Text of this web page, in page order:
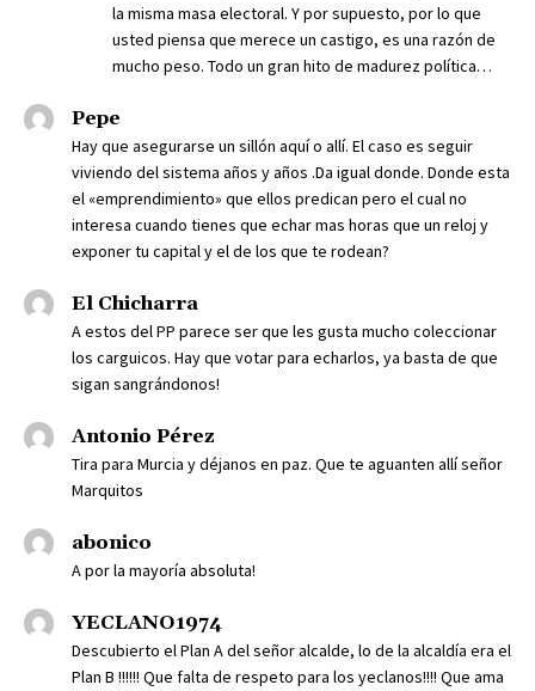
la misma masa electoral. Y por supuesto, por lo que
usted piensa que merece un castigo, es una razón de
mucho peso. Todo un gran hito de madurez política…
Pepe
Hay que asegurarse un sillón aquí o allí. El caso es seguir
viviendo del sistema años y años .Da igual donde. Donde esta
el «emprendimiento» que ellos predican pero el cual no
interesa cuando tienes que echar mas horas que un reloj y
exponer tu capital y el de los que te rodean?
El Chicharra
A estos del PP parece ser que les gusta mucho coleccionar
los carguicos. Hay que votar para echarlos, ya basta de que
sigan sangrándonos!
Antonio Pérez
Tira para Murcia y déjanos en paz. Que te aguanten allí señor
Marquitos
abonico
A por la mayoría absoluta!
YECLANO1974
Descubierto el Plan A del señor alcalde, lo de la alcaldía era el
Plan B !!!!!! Que falta de respeto para los yeclanos!!!! Que ama